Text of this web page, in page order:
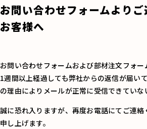
お問い合わせフォームより
お客様へ
お問い合わせフォームおよび部材注文フォー
1週間以上経過しても弊社からの返信が届い
の理由によりメールが正常に受信できていな
誠に恐れ入りますが、再度お電話にてご連
申し上げます。